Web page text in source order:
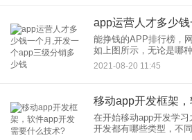
能挣钱的APP排行榜，
如上图所示，无论是哪
效果几乎一样。主要看大
2021-08-20 11:45
在开始移动app开发学
开发都有哪些类型，不